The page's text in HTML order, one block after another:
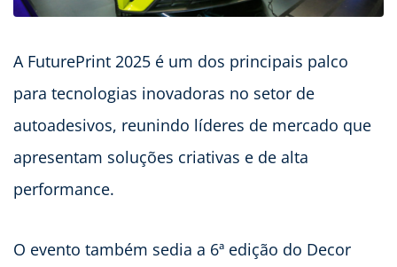
A FuturePrint 2025 é um dos principais palco
para tecnologias inovadoras no setor de
autoadesivos, reunindo líderes de mercado que
apresentam soluções criativas e de alta
performance.
O evento também sedia a 6ª edição do Decor